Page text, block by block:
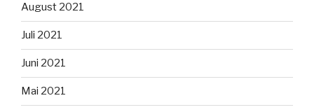
August 2021
Juli 2021
Juni 2021
Mai 2021